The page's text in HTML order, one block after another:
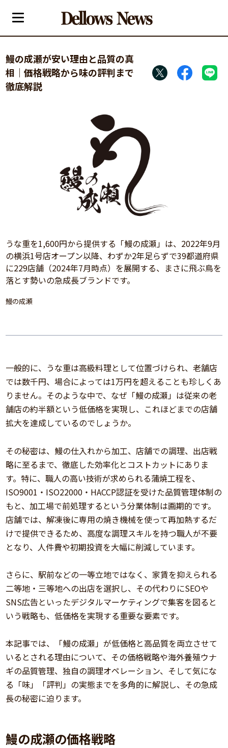
鰻の成瀬が安い理由と品質の真
相｜価格戦略から味の評判まで
徹底解説
うな重を1,600円から提供する「鰻の成瀬」は、2022年9月
の横浜1号店オープン以降、わずか2年足らずで39都道府県
に229店舗（2024年7月時点）を展開する、まさに飛ぶ鳥を
落とす勢いの急成長ブランドです。
鰻の成瀬
一般的に、うな重は高級料理として位置づけられ、老舗店
では数千円、場合によっては1万円を超えることも珍しくあ
りません。そのような中で、なぜ「鰻の成瀬」は従来の老
舗店の約半額という低価格を実現し、これほどまでの店舗
拡大を達成しているのでしょうか。
その秘密は、鰻の仕入れから加工、店舗での調理、出店戦
略に至るまで、徹底した効率化とコストカットにありま
す。特に、職人の高い技術が求められる蒲焼工程を、
ISO9001・ISO22000・HACCP認証を受けた品質管理体制の
もと、加工場で前処理するという分業体制は画期的です。
店舗では、解凍後に専用の焼き機械を使って再加熱するだ
けで提供できるため、高度な調理スキルを持つ職人が不要
となり、人件費や初期投資を大幅に削減しています。
さらに、駅前などの一等立地ではなく、家賃を抑えられる
二等地・三等地への出店を選択し、その代わりにSEOや
SNS広告といったデジタルマーケティングで集客を図ると
いう戦略も、低価格を実現する重要な要素です。
本記事では、「鰻の成瀬」が低価格と高品質を両立させて
いるとされる理由について、その価格戦略や海外養殖ウナ
ギの品質管理、独自の調理オペレーション、そして気にな
る「味」「評判」の実態までを多角的に解説し、その急成
長の秘密に迫ります。
鰻の成瀬の価格戦略